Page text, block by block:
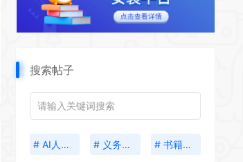
搜索帖子
# AI人工智能 # 义务教育 # 书籍分享